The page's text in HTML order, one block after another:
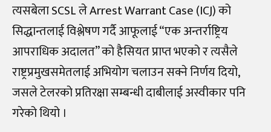
त्यसबेला SCSL ले Arrest Warrant Case (ICJ) को
सिद्धान्तलाई विश्लेषण गर्दै आफूलाई “एक अन्तर्राष्ट्रिय
आपराधिक अदालत” को हैसियत प्राप्त भएको र त्यसैले
राष्ट्रप्रमुखसमेतलाई अभियोग चलाउन सक्ने निर्णय दियो,
जसले टेलरको प्रतिरक्षा सम्बन्धी दाबीलाई अस्वीकार पनि
गरेको थियो ।